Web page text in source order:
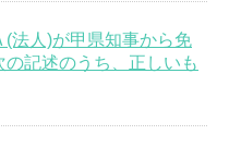
人)が甲県知事から免
記述のうち、正しいも